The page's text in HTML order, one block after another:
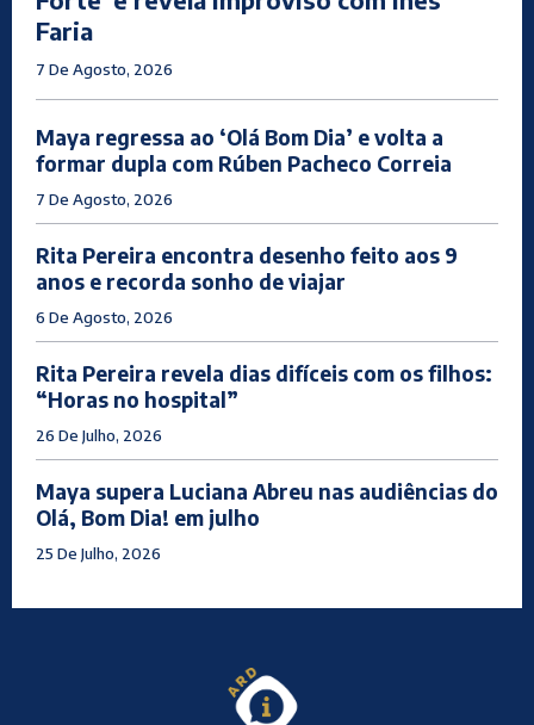
Faria
7 De Agosto, 2026
Maya regressa ao ‘Olá Bom Dia’ e volta a
formar dupla com Rúben Pacheco Correia
7 De Agosto, 2026
Rita Pereira encontra desenho feito aos 9
anos e recorda sonho de viajar
6 De Agosto, 2026
Rita Pereira revela dias difíceis com os filhos:
“Horas no hospital”
26 De Julho, 2026
Maya supera Luciana Abreu nas audiências do
Olá, Bom Dia! em julho
25 De Julho, 2026